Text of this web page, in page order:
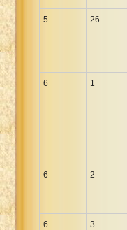
5 26
6 1
6 2
6 3